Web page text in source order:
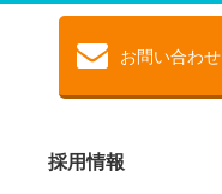
採用情報
お問い合わせ